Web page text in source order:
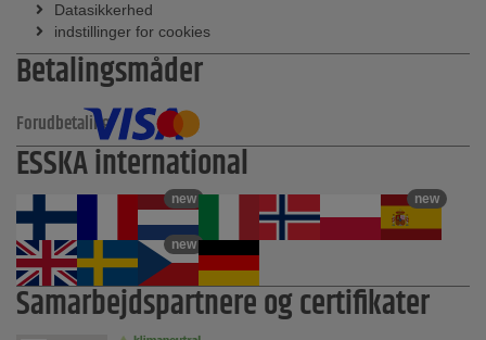
Datasikkerhed
indstillinger for cookies
Betalingsmåder
Forudbetaling
ESSKA international
new new
new
Samarbejdspartnere og certifikater